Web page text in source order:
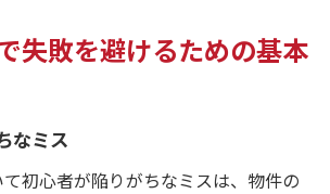
失敗を避けるための基本
なミス
初心者が陥りがちなミスは、物件の